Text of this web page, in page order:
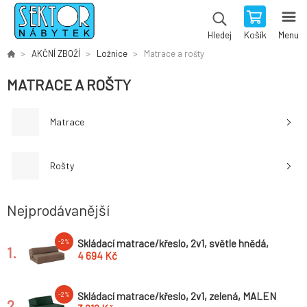
Hledej Košík Menu
AKČNÍ ZBOŽÍ Ložnice Matrace a rošty
MATRACE A ROŠTY
Matrace
Rošty
Nejprodávanější
1.
-2%
Skládací matrace/křeslo, 2v1, světle hnědá,
VEDIS
4 694 Kč
-2%
Skládací matrace/křeslo, 2v1, zelená, MALEN